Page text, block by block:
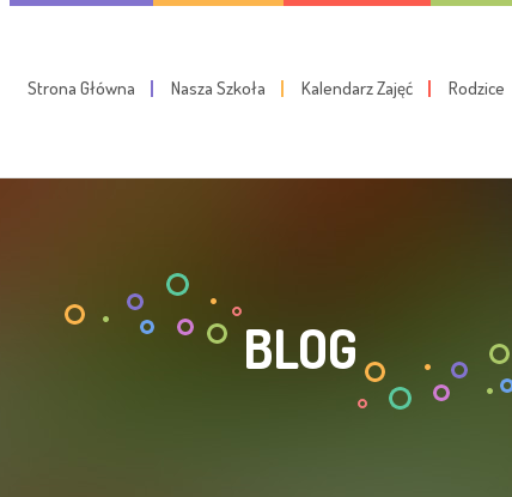
Strona Główna Nasza Szkoła Kalendarz Zajęć Rodzice
BLOG